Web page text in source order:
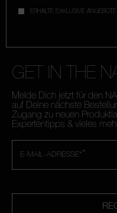
ERHALTE EXKLUSIVE ANGEBOTE
GET IN THE
Melde Dich jetzt für den
auf Deine nächste
Zugang zu neuen
Expertentipps & vieles
*
E-MAIL-ADRESSE*